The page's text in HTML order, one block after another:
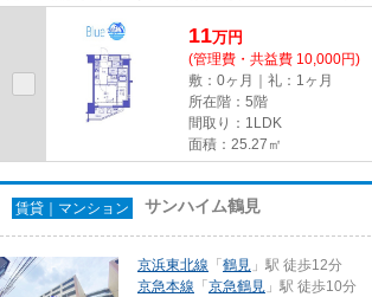
11万円
(管理費・共益費 10,000円)
敷：0ヶ月｜礼：1ヶ月
所在階：5階
間取り：1LDK
面積：25.27㎡
賃貸｜マンション サンハイム鶴見
京浜東北線 「 鶴見 」駅 徒歩12分
京急本線 「 京急鶴見 」駅 徒歩10分